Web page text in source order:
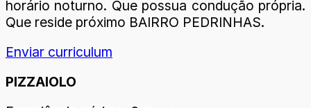
horário noturno. Que possua condução própria.
Que reside próximo BAIRRO PEDRINHAS.
Enviar curriculum
PIZZAIOLO